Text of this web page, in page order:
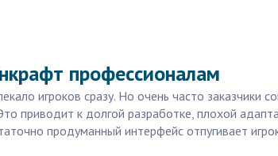
профессионалам
игроков сразу. Но очень часто заказчики
приводит к долгой разработке, плохой
продуманный интерфейс отпугивает